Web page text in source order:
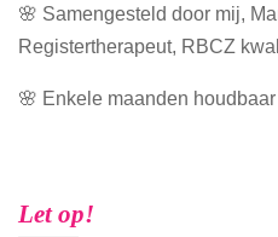
🌸 Samengesteld door mij,
Registertherapeut, RBCZ
🌸 Enkele maanden houdbaar
Let op!